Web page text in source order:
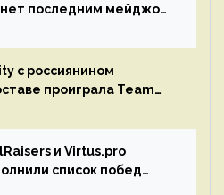
последним мейджор-
с россиянином
проиграла Team
и Virtus.pro
список побед